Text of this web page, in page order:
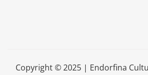
Copyright © 2025 | Endorfina